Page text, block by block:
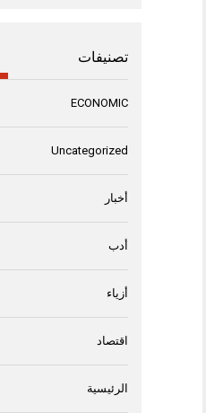
تصنيفات
ECONOMIC
Uncategorized
أخبار
أدب
أزياء
اقتصاد
الرئيسية